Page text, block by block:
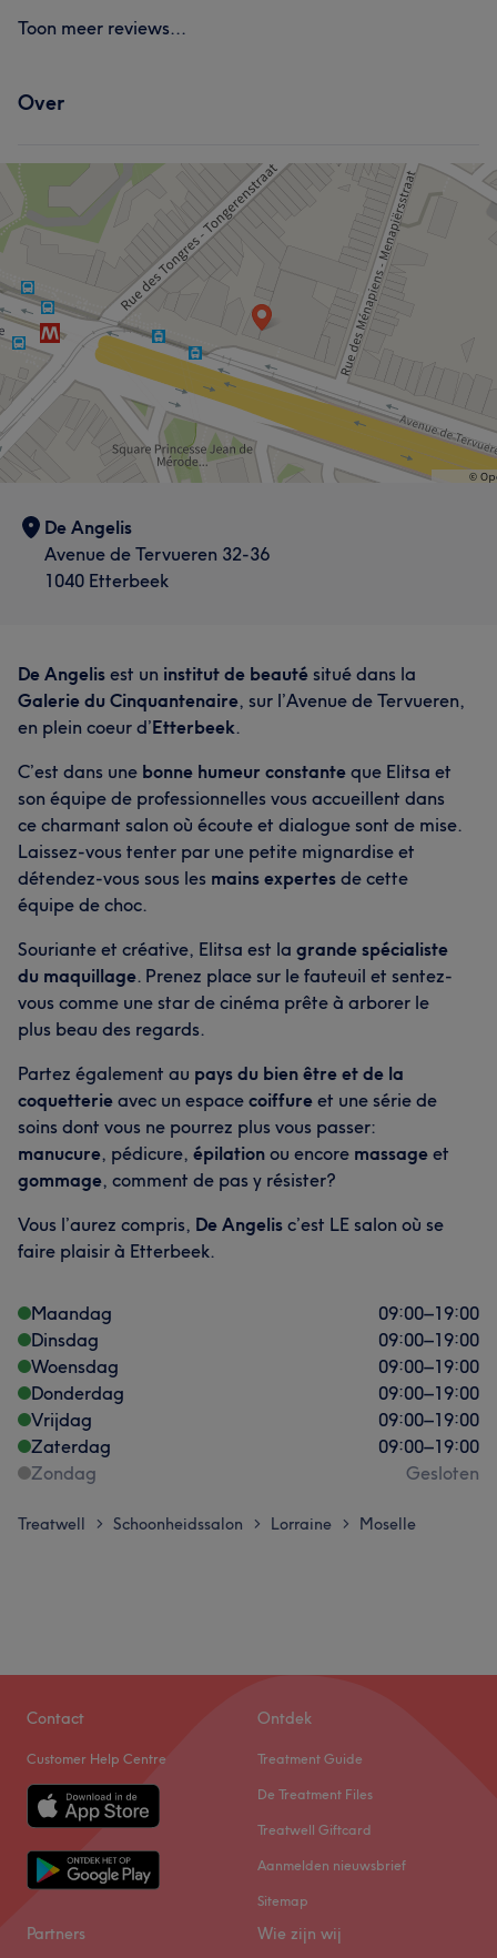
Toon meer reviews...
Over
De Angelis
Avenue de Tervueren 32-36
1040 Etterbeek
De Angelis est un institut de beauté situé dans la
Galerie du Cinquantenaire, sur l’Avenue de Tervueren,
en plein coeur d’Etterbeek.
C’est dans une bonne humeur constante que Elitsa et
son équipe de professionnelles vous accueillent dans
ce charmant salon où écoute et dialogue sont de mise.
Laissez-vous tenter par une petite mignardise et
détendez-vous sous les mains expertes de cette
équipe de choc.
Souriante et créative, Elitsa est la grande spécialiste
du maquillage. Prenez place sur le fauteuil et sentez-
vous comme une star de cinéma prête à arborer le
plus beau des regards.
Partez également au pays du bien être et de la
coquetterie avec un espace coiffure et une série de
soins dont vous ne pourrez plus vous passer:
manucure, pédicure, épilation ou encore massage et
gommage, comment de pas y résister?
Vous l’aurez compris, De Angelis c’est LE salon où se
faire plaisir à Etterbeek.
Maandag 09:00–19:00
Dinsdag
09:00–19:00
Woensdag
09:00–19:00
Donderdag
09:00–19:00
Vrijdag
09:00–19:00
Zaterdag
09:00–19:00
Zondag
Gesloten
Treatwell > Schoonheidssalon > Lorraine > Moselle
Contact
Customer Help Centre
Ontdek
Treatment Guide
De Treatment Files
Treatwell Giftcard
Aanmelden nieuwsbrief
Sitemap
Partners Wie zijn wij